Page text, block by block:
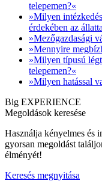
telepemen?«
»Milyen
érdekében az
»Mezőgazdasági
»Mennyire
»Milyen típusú
telepemen?«
»Milyen hatással
Big EXPERIENCE
Megoldások keresése
Használja kényelmes és
gyorsan megoldást
élményét!
Keresés megnyitása